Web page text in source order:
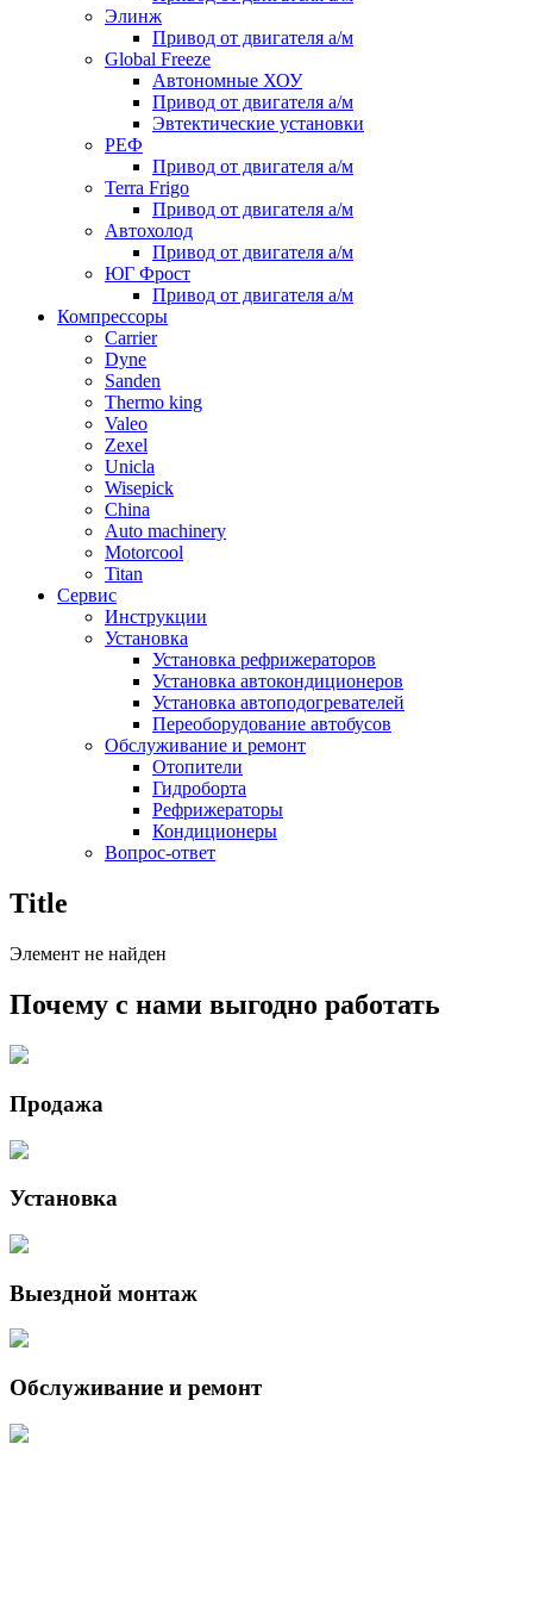
Элинж
Привод от двигателя а/м
Global Freeze
Автономные ХОУ
Привод от двигателя а/м
Эвтектические установки
РЕФ
Привод от двигателя а/м
Terra Frigo
Привод от двигателя а/м
Автохолод
Привод от двигателя а/м
ЮГ Фрост
Привод от двигателя а/м
Компрессоры
Carrier
Dyne
Sanden
Thermo king
Valeo
Zexel
Unicla
Wisepick
China
Auto machinery
Motorcool
Titan
Сервис
Инструкции
Установка
Установка рефрижераторов
Установка автокондиционеров
Установка автоподогревателей
Переоборудование автобусов
Обслуживание и ремонт
Отопители
Гидроборта
Рефрижераторы
Кондиционеры
Вопрос-ответ
Title
Элемент не найден
Почему с нами выгодно работать
Продажа
Установка
Выездной монтаж
Обслуживание и ремонт